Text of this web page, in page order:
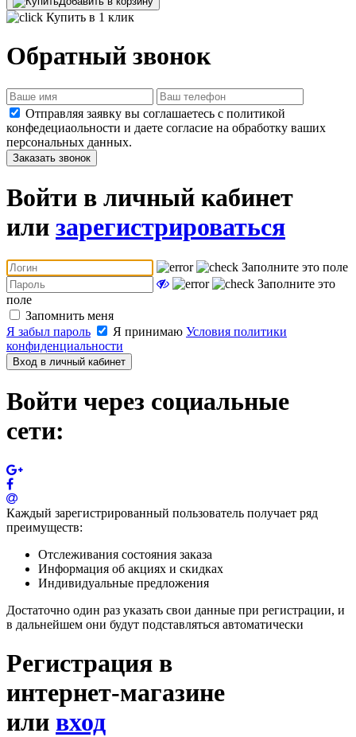
Купить в 1 клик
Обратный звонок
Отправляя заявку вы соглашаетесь с политикой
конфедециаольности и даете согласие на обработку ваших
персональных данных.
Заказать звонок
Войти в личный кабинет
или зарегистрироваться
Заполните это поле
Заполните это
поле
Запомнить меня
Я забыл пароль
Я принимаю Условия политики
конфиденциальности
Вход в личный кабинет
Войти через социальные
сети:
Каждый зарегистрированный пользователь получает ряд
преимуществ:
Отслеживания состояния заказа
Информация об акциях и скидках
Индивидуальные предложения
Достаточно один раз указать свои данные при регистрации, и
в дальнейшем они будут подставляться автоматически
Регистрация в
интернет-магазине
или вход